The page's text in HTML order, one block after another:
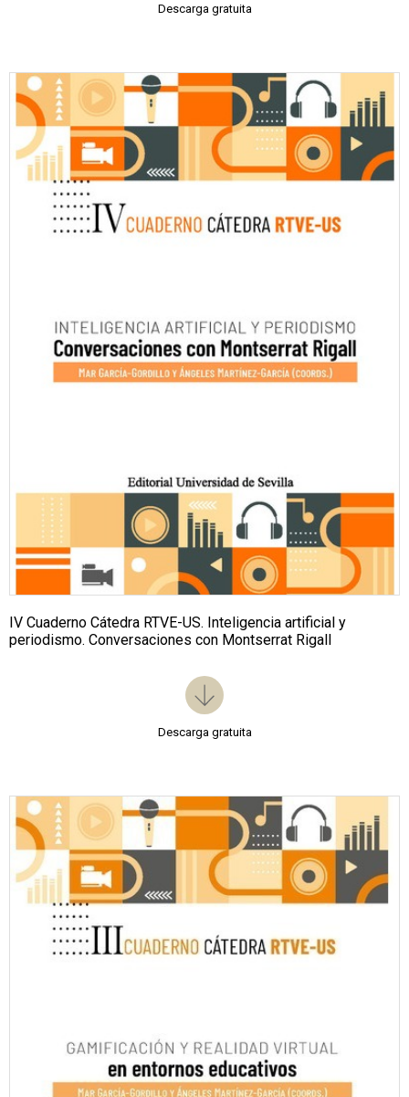
Descarga gratuita
IV Cuaderno Cátedra RTVE-US. Inteligencia artificial y
periodismo. Conversaciones con Montserrat Rigall
Descarga gratuita